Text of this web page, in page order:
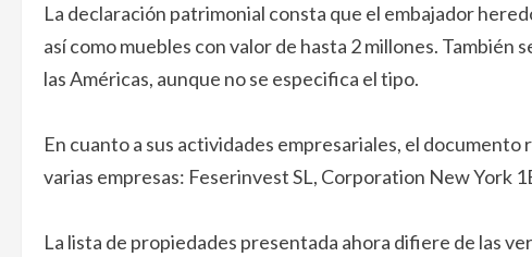
La declaración patrimonial consta que el embajador
así como muebles con valor de hasta 2 millones.
las Américas, aunque no se especifica el tipo.
En cuanto a sus actividades empresariales, el
varias empresas: Feserinvest SL, Corporation New York
La lista de propiedades presentada ahora difiere de las